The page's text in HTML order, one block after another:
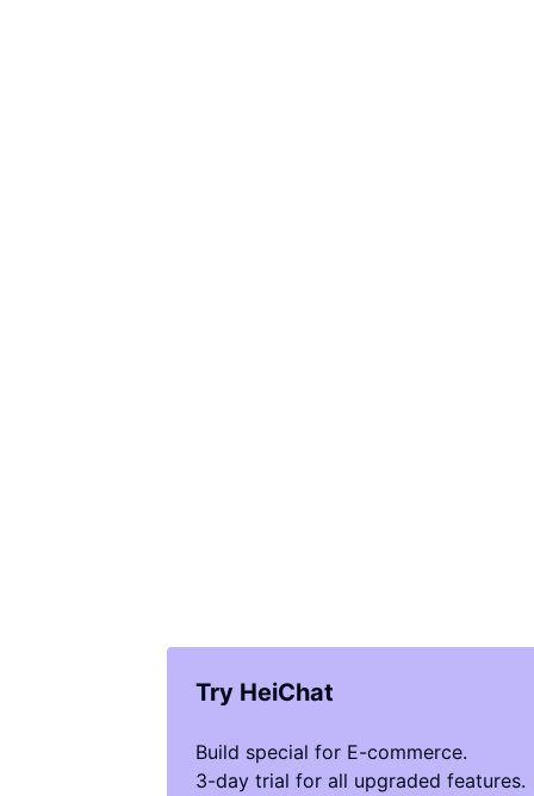
Try HeiChat
Build special for E-commerce.
3-day trial for all upgraded features.